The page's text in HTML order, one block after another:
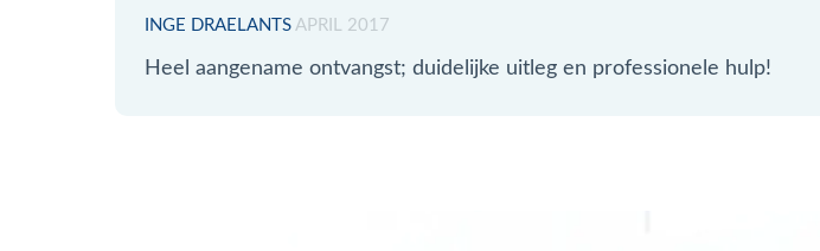
INGE DRAELANTS APRIL 2017
Heel aangename ontvangst; duidelijke uitleg en professionele hulp!